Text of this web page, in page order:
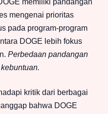
memiliki pandangan
mengenai prioritas
pada program-program
DOGE lebih fokus
Perbedaan pandangan
kritik dari berbagai
bahwa DOGE